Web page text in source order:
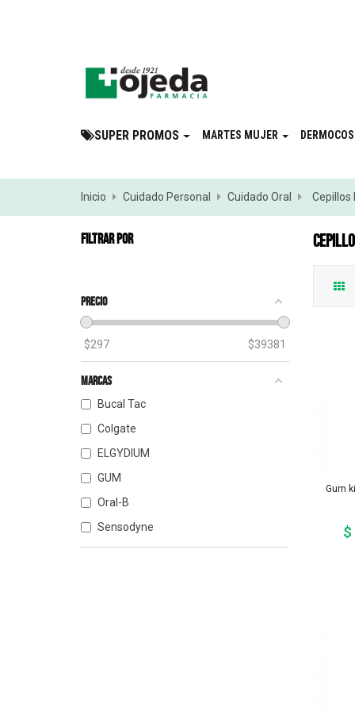
SUPER PROMOS MARTES MUJER
Inicio Cuidado Personal Cuidado Oral Cepillos
FILTRAR POR
Precio
$297 $39381
Marcas
Bucal Tac
Colgate
ELGYDIUM
GUM
Oral-B
Sensodyne
Gum